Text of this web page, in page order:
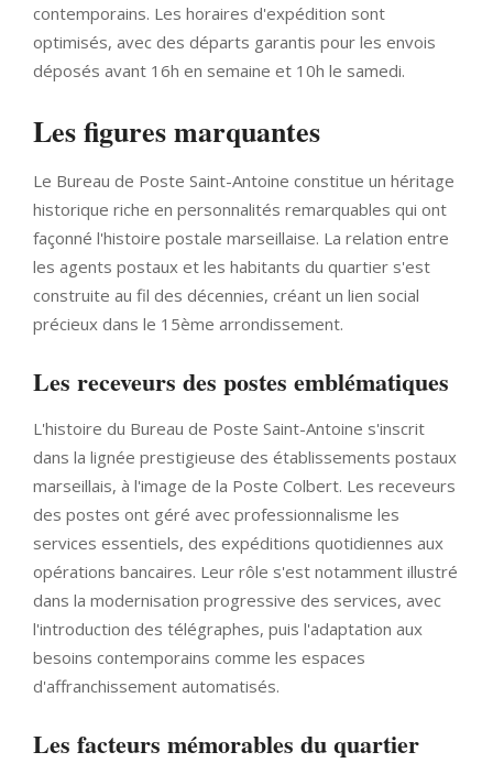
contemporains. Les horaires d'expédition sont
optimisés, avec des départs garantis pour les envois
déposés avant 16h en semaine et 10h le samedi.
Les figures marquantes
Le Bureau de Poste Saint-Antoine constitue un héritage
historique riche en personnalités remarquables qui ont
façonné l'histoire postale marseillaise. La relation entre
les agents postaux et les habitants du quartier s'est
construite au fil des décennies, créant un lien social
précieux dans le 15ème arrondissement.
Les receveurs des postes emblématiques
L'histoire du Bureau de Poste Saint-Antoine s'inscrit
dans la lignée prestigieuse des établissements postaux
marseillais, à l'image de la Poste Colbert. Les receveurs
des postes ont géré avec professionnalisme les
services essentiels, des expéditions quotidiennes aux
opérations bancaires. Leur rôle s'est notamment illustré
dans la modernisation progressive des services, avec
l'introduction des télégraphes, puis l'adaptation aux
besoins contemporains comme les espaces
d'affranchissement automatisés.
Les facteurs mémorables du quartier